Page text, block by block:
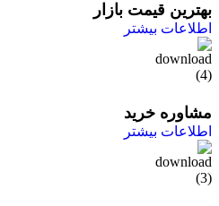
بهترین قیمت بازار
اطلاعات بیشتر
مشاوره خرید
اطلاعات بیشتر